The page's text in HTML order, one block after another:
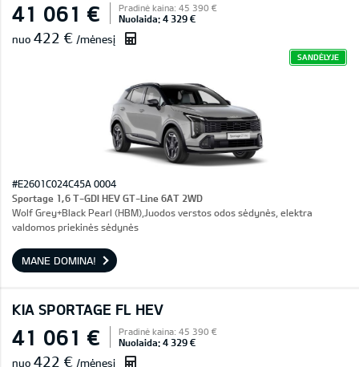
41 061 € Pradinė kaina: 45 390 €
Nuolaida: 4 329 €
nuo 422 € /mėnesį
SANDĖLYJE
#E2601C024C45A 0004
Sportage 1,6 T-GDI HEV GT-Line 6AT 2WD
Wolf Grey+Black Pearl (HBM),Juodos verstos odos sėdynės, elektra
valdomos priekinės sėdynės
MANE DOMINA!
KIA SPORTAGE FL HEV
41 061 € Pradinė kaina: 45 390 €
Nuolaida: 4 329 €
nuo 422 € /mėnesį